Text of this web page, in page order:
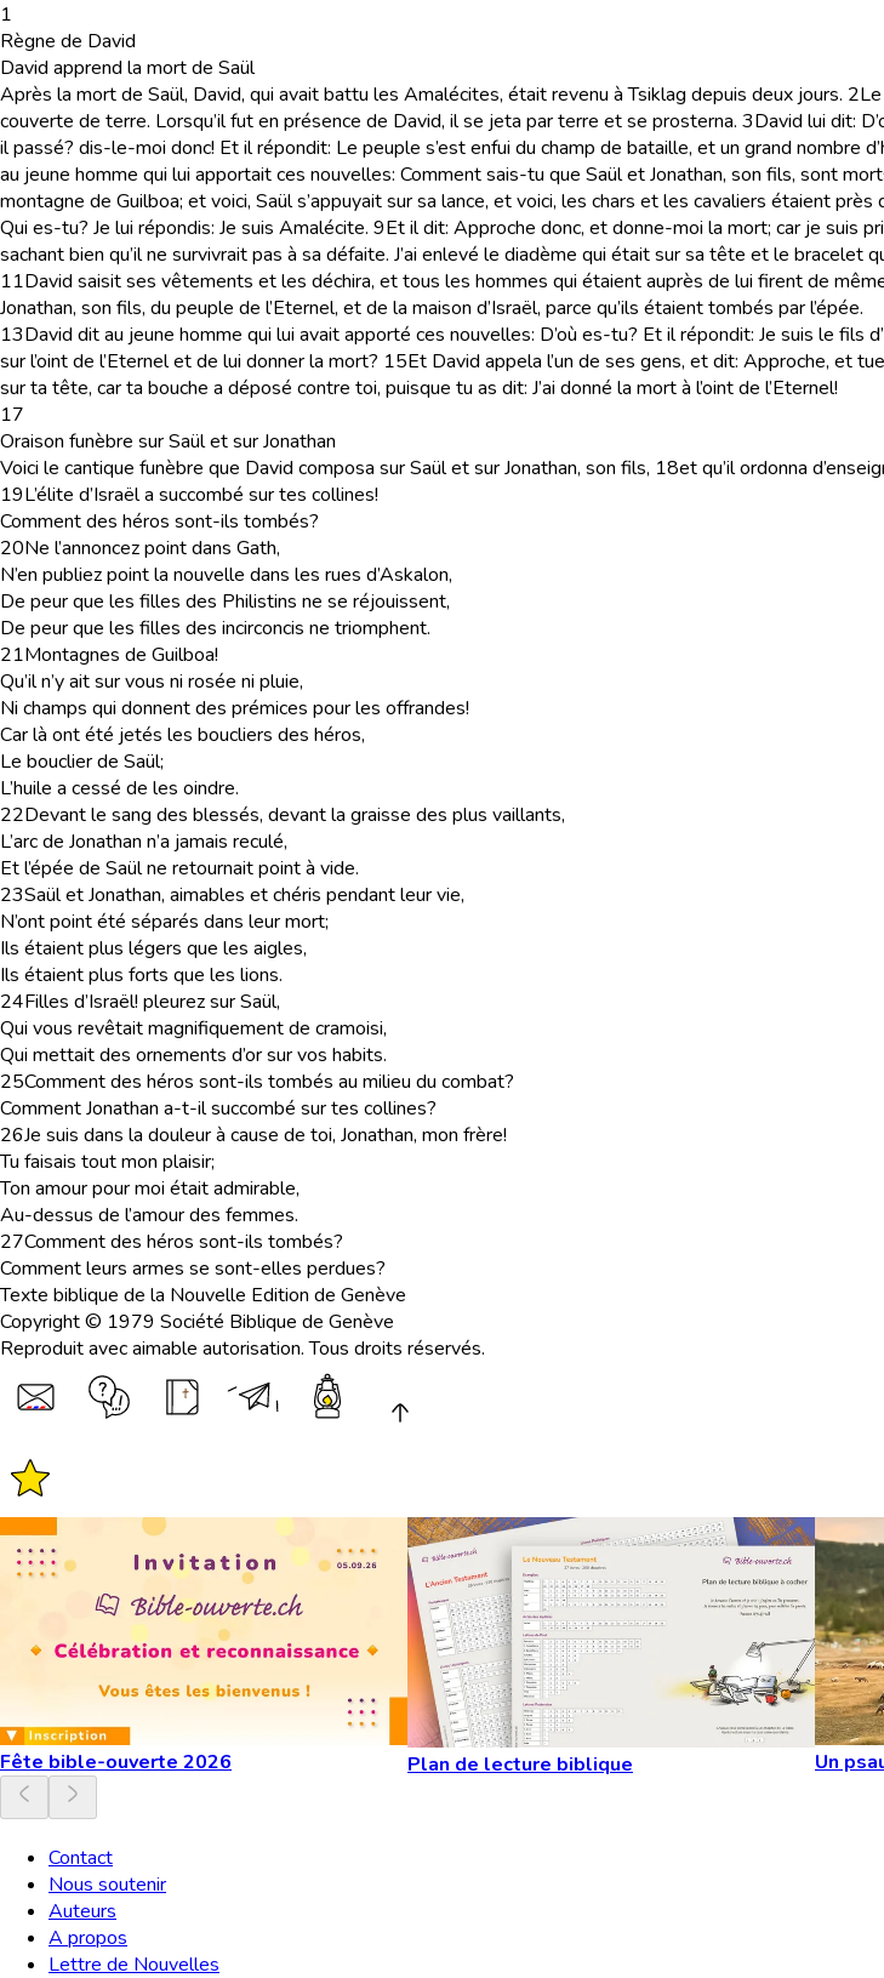
1
Règne de David
David apprend la mort de Saül
Après la mort de Saül, David, qui avait battu les Amalécites, était revenu à Tsiklag depuis deux jours. 2
couverte de terre. Lorsqu’il fut en présence de David, il se jeta par terre et se prosterna. 3David lui dit:
il passé? dis-le-moi donc! Et il répondit: Le peuple s’est enfui du champ de bataille, et un grand nombre
au jeune homme qui lui apportait ces nouvelles: Comment sais-tu que Saül et Jonathan, son fils, sont
montagne de Guilboa; et voici, Saül s’appuyait sur sa lance, et voici, les chars et les cavaliers étaient près
Qui es-tu? Je lui répondis: Je suis Amalécite. 9Et il dit: Approche donc, et donne-moi la mort; car je suis
sachant bien qu’il ne survivrait pas à sa défaite. J’ai enlevé le diadème qui était sur sa tête et le bracelet
11David saisit ses vêtements et les déchira, et tous les hommes qui étaient auprès de lui firent de
Jonathan, son fils, du peuple de l’Eternel, et de la maison d’Israël, parce qu’ils étaient tombés par l’épée.
13David dit au jeune homme qui lui avait apporté ces nouvelles: D’où es-tu? Et il répondit: Je suis le fils
sur l’oint de l’Eternel et de lui donner la mort? 15Et David appela l’un de ses gens, et dit: Approche, et
sur ta tête, car ta bouche a déposé contre toi, puisque tu as dit: J’ai donné la mort à l’oint de l’Eternel!
17
Oraison funèbre sur Saül et sur Jonathan
Voici le cantique funèbre que David composa sur Saül et sur Jonathan, son fils, 18et qu’il ordonna
19L’élite d’Israël a succombé sur tes collines!
Comment des héros sont-ils tombés?
20Ne l’annoncez point dans Gath,
N’en publiez point la nouvelle dans les rues d’Askalon,
De peur que les filles des Philistins ne se réjouissent,
De peur que les filles des incirconcis ne triomphent.
21Montagnes de Guilboa!
Qu’il n’y ait sur vous ni rosée ni pluie,
Ni champs qui donnent des prémices pour les offrandes!
Car là ont été jetés les boucliers des héros,
Le bouclier de Saül;
L’huile a cessé de les oindre.
22Devant le sang des blessés, devant la graisse des plus vaillants,
L’arc de Jonathan n’a jamais reculé,
Et l’épée de Saül ne retournait point à vide.
23Saül et Jonathan, aimables et chéris pendant leur vie,
N’ont point été séparés dans leur mort;
Ils étaient plus légers que les aigles,
Ils étaient plus forts que les lions.
24Filles d’Israël! pleurez sur Saül,
Qui vous revêtait magnifiquement de cramoisi,
Qui mettait des ornements d’or sur vos habits.
25Comment des héros sont-ils tombés au milieu du combat?
Comment Jonathan a-t-il succombé sur tes collines?
26Je suis dans la douleur à cause de toi, Jonathan, mon frère!
Tu faisais tout mon plaisir;
Ton amour pour moi était admirable,
Au-dessus de l’amour des femmes.
27Comment des héros sont-ils tombés?
Comment leurs armes se sont-elles perdues?
Texte biblique de la Nouvelle Edition de Genève
Copyright © 1979 Société Biblique de Genève
Reproduit avec aimable autorisation. Tous droits réservés.
Fête bible-ouverte 2026 Plan de lecture biblique Un
Contact
Nous soutenir
Auteurs
A propos
Lettre de Nouvelles